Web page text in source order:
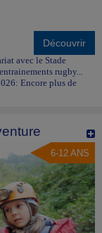
Découvrir
avec le Stade
rugby...
Encore plus de
6-12 ANS